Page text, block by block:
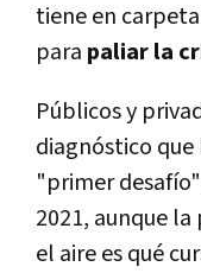
tiene en
para paliar la
Públicos y
diagnóstico
"primer
2021, aunque
el aire es qué